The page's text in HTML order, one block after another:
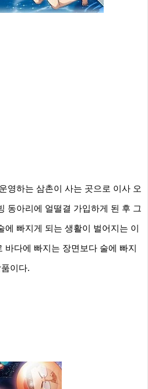
영하는 삼촌이 사는 곳으로 이사 오
동아리에 얼떨결 가입하게 된 후 그
빠지게 되는 생활이 벌어지는 이
바다에 빠지는 장면보다 술에 빠지
이다.